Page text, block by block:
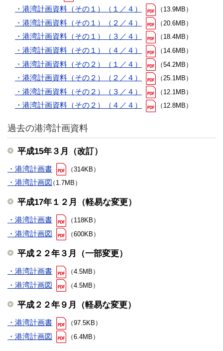
・港湾計画資料（その１）（１／４） （13.9MB）
・港湾計画資料（その１）（２／４） （20.6MB）
・港湾計画資料（その１）（３／４） （18.4MB）
・港湾計画資料（その１）（４／４） （14.6MB）
・港湾計画資料（その２）（１／４） （54.2MB）
・港湾計画資料（その２）（２／４） （25.1MB）
・港湾計画資料（その２）（３／４） （12.1MB）
・港湾計画資料（その２）（４／４） （12.8MB）
過去の港湾計画資料
平成15年３月（改訂）
・港湾計画書 （314KB）
・港湾計画図（1.7MB）
平成17年１２月（軽易な変更）
・港湾計画書 （118KB）
・港湾計画図 （600KB）
平成２２年３月（一部変更）
・港湾計画書 （4.5MB）
・港湾計画図 （4.5MB）
平成２２年９月（軽易な変更）
・港湾計画書 （97.5KB）
・港湾計画図 （6.4MB）